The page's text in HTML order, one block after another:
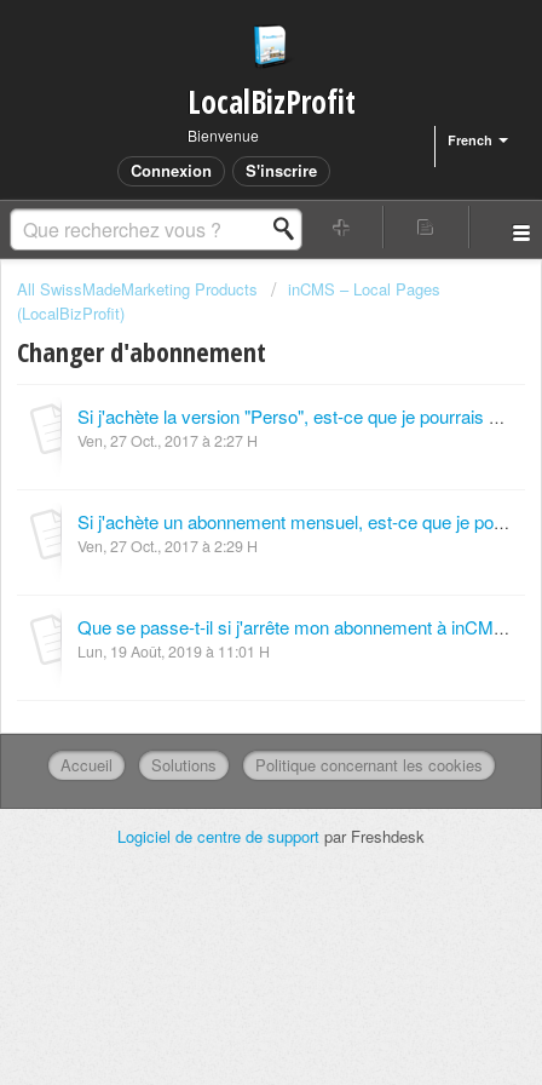
LocalBizProfit
French
Bienvenue
Connexion S'inscrire
All SwissMadeMarketing Products
inCMS – Local Pages
(LocalBizProfit)
Changer d'abonnement
Si j'achète la version "Perso", est-ce que je pourrais passer à "Pro" ou "Agence" plus tard ?
Ven, 27 Oct., 2017 à 2:27 H
Si j'achète un abonnement mensuel, est-ce que je pourrais passer à la version annuelle plus tard ?
Ven, 27 Oct., 2017 à 2:29 H
Que se passe-t-il si j'arrête mon abonnement à inCMS / LocalBizProfit ?
Lun, 19 Août, 2019 à 11:01 H
Accueil Solutions Politique concernant les cookies
Logiciel de centre de support par Freshdesk